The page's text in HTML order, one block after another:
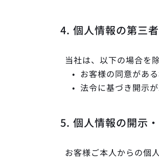
4. 個人情報の第三
当社は、以下の場合を
お客様の同意があ
法令に基づき開示
5. 個人情報の開示
お客様ご本人からの個